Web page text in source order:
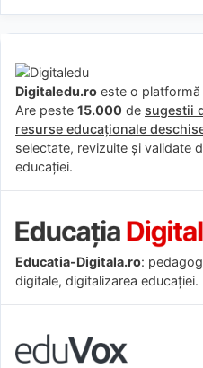
Digitaledu.ro este o platformă
Are peste 15.000 de sugestii
resurse educaționale
selectate, revizuite și validate
educației.
Educatia-Digitala.ro:
digitale, digitalizarea educației.